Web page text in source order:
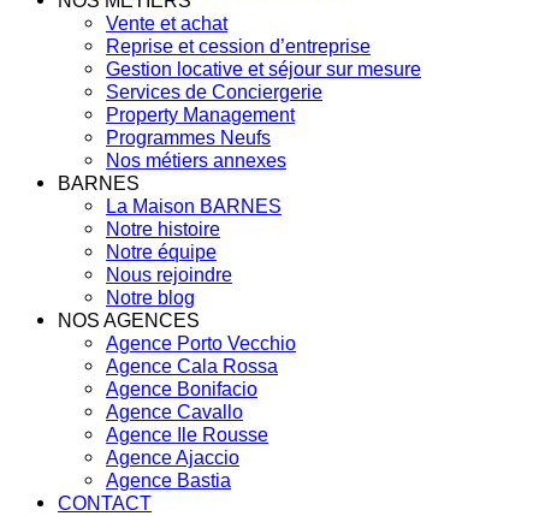
Vente et achat
Reprise et cession d’entreprise
Gestion locative et séjour sur mesure
Services de Conciergerie
Property Management
Programmes Neufs
Nos métiers annexes
BARNES
La Maison BARNES
Notre histoire
Notre équipe
Nous rejoindre
Notre blog
NOS AGENCES
Agence Porto Vecchio
Agence Cala Rossa
Agence Bonifacio
Agence Cavallo
Agence Ile Rousse
Agence Ajaccio
Agence Bastia
CONTACT